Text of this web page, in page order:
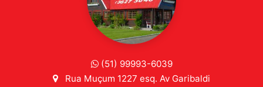
(51) 99993-6039
Rua Muçum 1227 esq. Av Garibaldi